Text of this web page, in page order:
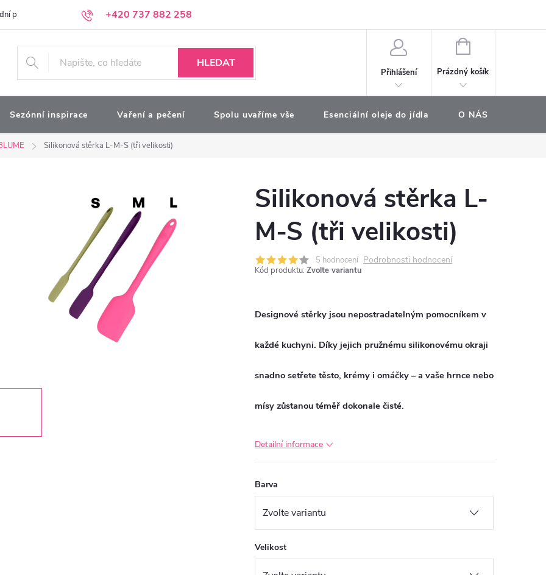
+420 737 882 258
podmínky Podmínky ochrany osobních údajů
HLEDAT
Přihlášení
NÁKUPNÍ
Prázdný košík
Sezónní inspirace Vaření a pečení Spolu uvaříme vše Esenciální oleje do jídla O NÁS
Silikonová stěrka L-M-S (tři velikosti)
Silikonová stěrka L-
M-S (tři velikosti)
5 hodnocení Podrobnosti hodnocení
Kód produktu: Zvolte variantu
Designové stěrky jsou nepostradatelným pomocníkem v
každé kuchyni. Díky jejich pružnému silikonovému okraji
snadno setřete těsto, krémy i omáčky – a vaše hrnce nebo
mísy zůstanou téměř dokonale čisté.
Detailní informace
Barva
Velikost